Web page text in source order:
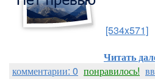
[534x571]
Читать
комментарии: 0 понравилось!